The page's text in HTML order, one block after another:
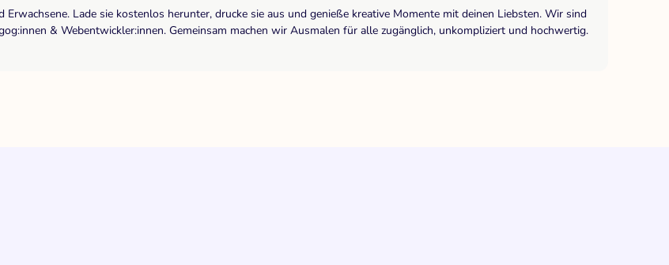
Lade sie kostenlos herunter, drucke sie aus und genieße kreative Momente mit deinen Liebsten. Wir sind
& Webentwickler:innen. Gemeinsam machen wir Ausmalen für alle zugänglich, unkompliziert und hochwertig.